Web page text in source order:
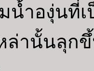
ำองุ่นที่เ
หล่านั้นลุ